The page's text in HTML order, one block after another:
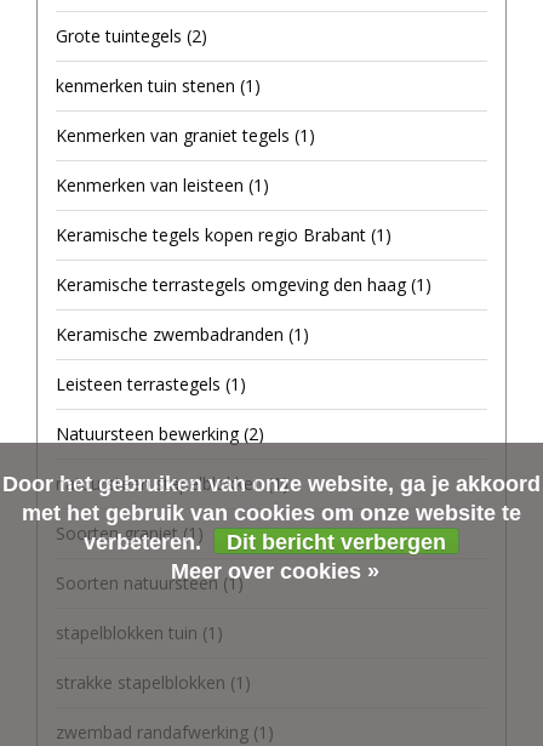
Grote tuintegels (2)
kenmerken tuin stenen (1)
Kenmerken van graniet tegels (1)
Kenmerken van leisteen (1)
Keramische tegels kopen regio Brabant (1)
Keramische terrastegels omgeving den haag(1)
Keramische zwembadranden (1)
Leisteen terrastegels (1)
Natuursteen bewerking(2)
natuursteen stapelblokken(1)
Soorten graniet(1)
Soorten natuursteen (1)
stapelblokken tuin (1)
strakke stapelblokken (1)
zwembad randafwerking (1)
Door het gebruiken van onze website, ga je akkoord
met het gebruik van cookies om onze website te
verbeteren.
Dit bericht verbergen
Meer over cookies »